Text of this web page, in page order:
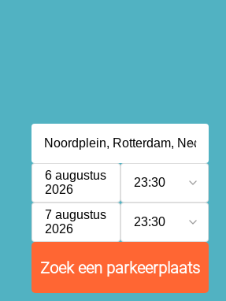
6 augustus
2026
23:30
7 augustus
2026
23:30
Zoek een parkeerplaats